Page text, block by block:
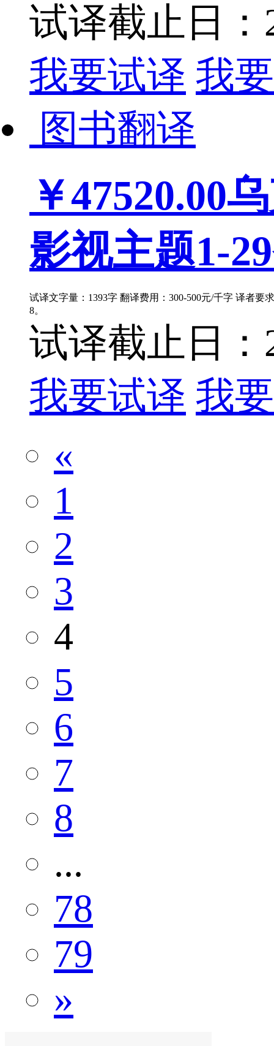
试译截止日：
我要试译 我
图书翻译
￥47520.00
影视主题1-
试译文字量：1393字 翻译费用：300-500元/千字 译者要
8。
试译截止日：
我要试译 我
«
1
2
3
4
5
6
7
8
...
78
79
»